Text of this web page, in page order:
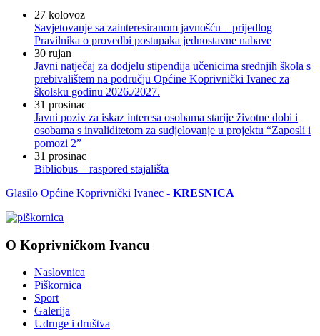
27 kolovoz
Savjetovanje sa zainteresiranom javnošću – prijedlog
Pravilnika o provedbi postupaka jednostavne nabave
30 rujan
Javni natječaj za dodjelu stipendija učenicima srednjih škola s
prebivalištem na području Općine Koprivnički Ivanec za
školsku godinu 2026./2027.
31 prosinac
Javni poziv za iskaz interesa osobama starije životne dobi i
osobama s invaliditetom za sudjelovanje u projektu “Zaposli i
pomozi 2”
31 prosinac
Bibliobus – raspored stajališta
Glasilo Općine Koprivnički Ivanec - KRESNICA
O Koprivničkom Ivancu
Naslovnica
Piškornica
Sport
Galerija
Udruge i društva